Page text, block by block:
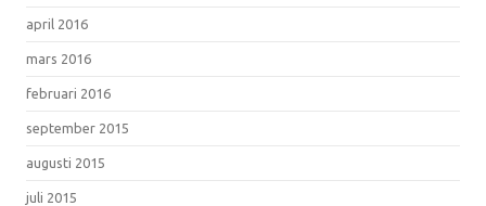
april 2016
mars 2016
februari 2016
september 2015
augusti 2015
juli 2015